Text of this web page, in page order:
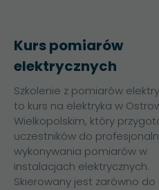
Kurs pomiarów
elektrycznych
Szkolenie z pomiarów
to kurs na elektryka w
Wielkopolskim, który
uczestników do
wykonywania pomiarów w
instalacjach elektrycznych.
Skierowany jest zarówno do